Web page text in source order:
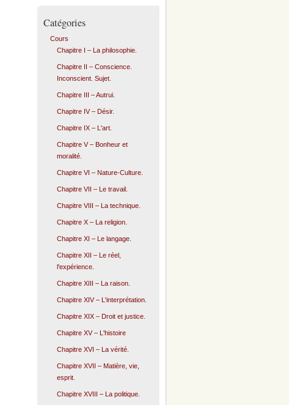
Catégories
Cours
Chapitre I – La philosophie.
Chapitre II – Conscience.
Inconscient. Sujet.
Chapitre III – Autrui.
Chapitre IV – Désir.
Chapitre IX – L'art.
Chapitre V – Bonheur et
moralité.
Chapitre VI – Nature-Culture.
Chapitre VII – Le travail.
Chapitre VIII – La technique.
Chapitre X – La religion.
Chapitre XI – Le langage.
Chapitre XII – Le réel,
l'expérience.
Chapitre XIII – La raison.
Chapitre XIV – L'interprétation.
Chapitre XIX – Droit et justice.
Chapitre XV – L'histoire
Chapitre XVI – La vérité.
Chapitre XVII – Matière, vie,
esprit.
Chapitre XVIII – La politique.